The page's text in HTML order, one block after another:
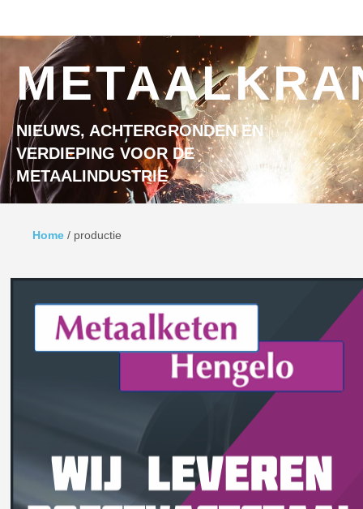
NIEUWS, ACHTERGRONDEN EN
VERDIEPING VOOR DE
METAALINDUSTRIE
Home / productie